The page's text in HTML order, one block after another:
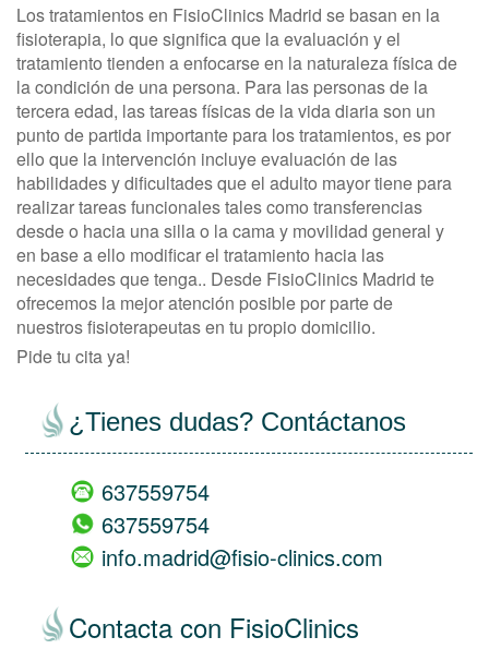
Los tratamientos en FisioClinics Madrid se basan en la
fisioterapia, lo que significa que la evaluación y el
tratamiento tienden a enfocarse en la naturaleza física de
la condición de una persona. Para las personas de la
tercera edad, las tareas físicas de la vida diaria son un
punto de partida importante para los tratamientos, es por
ello que la intervención incluye evaluación de las
habilidades y dificultades que el adulto mayor tiene para
realizar tareas funcionales tales como transferencias
desde o hacia una silla o la cama y movilidad general y
en base a ello modificar el tratamiento hacia las
necesidades que tenga.. Desde FisioClinics Madrid te
ofrecemos la mejor atención posible por parte de
nuestros fisioterapeutas en tu propio domicilio.
Pide tu cita ya!
¿Tienes dudas? Contáctanos
637559754
637559754
info.madrid@fisio-clinics.com
Contacta con FisioClinics